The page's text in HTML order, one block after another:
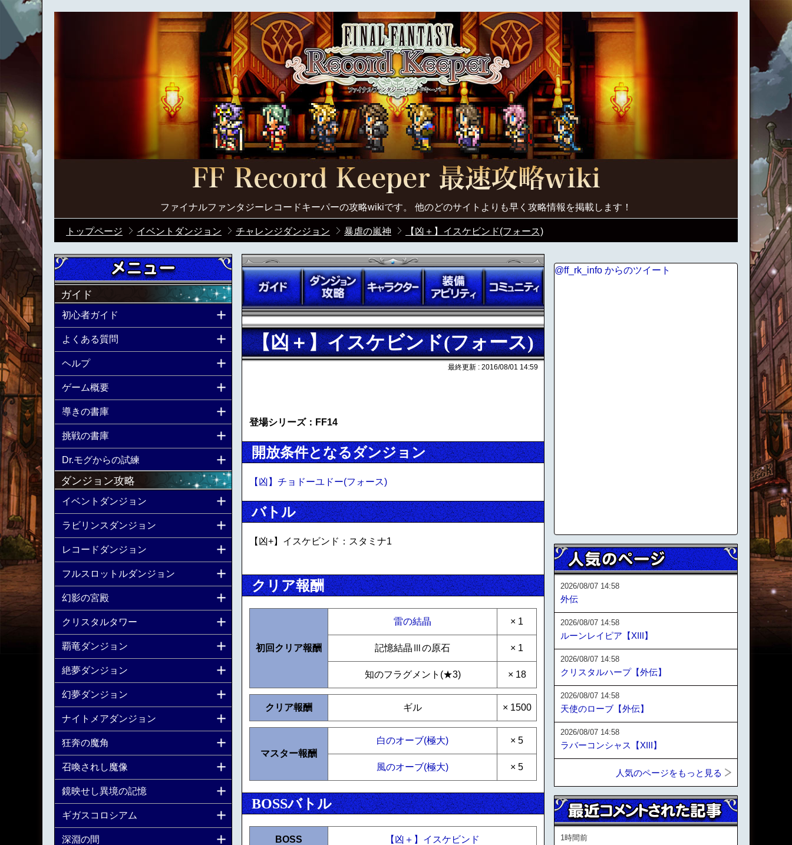
ファイナルファンタジーレコードキーパーの攻略wikiです。 他のどのサイトよりも早く攻略情報を掲載します！
トップページ イベントダンジョン チャレンジダンジョン 暴虐の嵐神 【凶＋】イスケビンド(フォース)
【凶＋】イスケビンド(フォース)
最終更新 : 2016/08/01 14:59
登場シリーズ：FF14
開放条件となるダンジョン
【凶】チョドーユドー(フォース)
バトル
【凶+】イスケビンド：スタミナ1
クリア報酬
初回クリア報酬
雷の結晶 × 1
記憶結晶Ⅲの原石 × 1
知のフラグメント(★3) × 18
クリア報酬 ギル × 1500
マスター報酬
白のオーブ(極大) × 5
風のオーブ(極大) × 5
BOSSバトル
BOSS 【凶＋】イスケビンド
ガイド
初心者ガイド
よくある質問
ヘルプ
ゲーム概要
導きの書庫
挑戦の書庫
Dr.モグからの試練
ダンジョン攻略
イベントダンジョン
ラビリンスダンジョン
レコードダンジョン
フルスロットルダンジョン
幻影の宮殿
クリスタルタワー
覇竜ダンジョン
絶夢ダンジョン
幻夢ダンジョン
ナイトメアダンジョン
狂奔の魔角
召喚されし魔像
鏡映せし異境の記憶
ギガスコロシアム
深淵の間
@ff_rk_info からのツイート
2026/08/07 14:58
外伝
2026/08/07 14:58
ルーンレイピア【XIII】
2026/08/07 14:58
クリスタルハープ【外伝】
2026/08/07 14:58
天使のローブ【外伝】
2026/08/07 14:58
ラバーコンシャス【XIII】
人気のページをもっと見る
1時間前